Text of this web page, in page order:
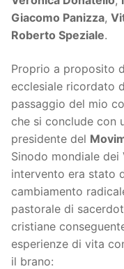
Giacomo Panizza,
Roberto Speziale.
Proprio a proposito
ecclesiale ricordato
passaggio del mio
che si conclude con
presidente del
Sinodo mondiale dei
intervento era stato
cambiamento
pastorale di
cristiane
esperienze di vita
il brano: